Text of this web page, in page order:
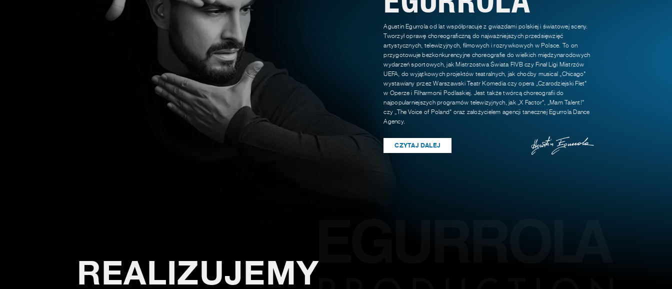
Agustin Egurrola od lat współpracuje z gwiazdami polskiej i światowej sceny.
Tworzył oprawę choreograficzną do najważniejszych przedsięwzięć
artystycznych, telewizyjnych, filmowych i rozrywkowych w Polsce. To on
przygotowuje bezkonkurencyjne choreografie do wielkich międzynarodowych
wydarzeń sportowych, jak Mistrzostwa Świata FIVB czy Finał Ligi Mistrzów
UEFA, do wyjątkowych projektów teatralnych, jak choćby musical „Chicago"
wystawiany przez Warszawski Teatr Komedia czy opera „Czarodziejski Flet"
w Operze i Filharmonii Podlaskiej. Jest także twórcą choreografii do
najpopularniejszych programów telewizyjnych, jak „X Factor", „Mam Talent!"
czy „The Voice of Poland" oraz założycielem agencji tanecznej Egurrola Dance
Agency.
CZYTAJ DALEJ
REALIZUJEMY